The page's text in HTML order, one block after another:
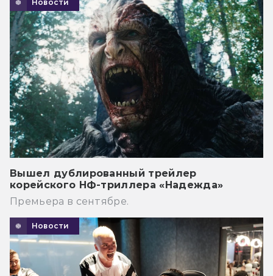
Новости
Вышел дублированный трейлер
корейского НФ-триллера «Надежда»
Премьера в сентябре.
Новости